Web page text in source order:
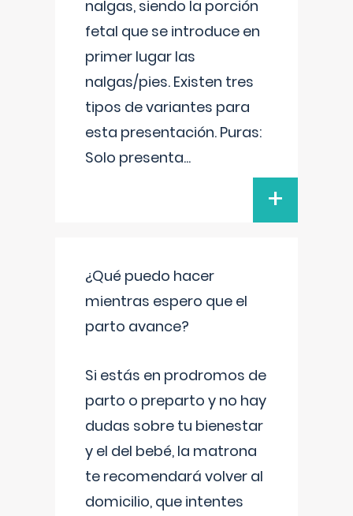
nalgas, siendo la porción
fetal que se introduce en
primer lugar las
nalgas/pies. Existen tres
tipos de variantes para
esta presentación. Puras:
Solo presenta...
+
¿Qué puedo hacer
mientras espero que el
parto avance?
Si estás en prodromos de
parto o preparto y no hay
dudas sobre tu bienestar
y el del bebé, la matrona
te recomendará volver al
domicilio, que intentes